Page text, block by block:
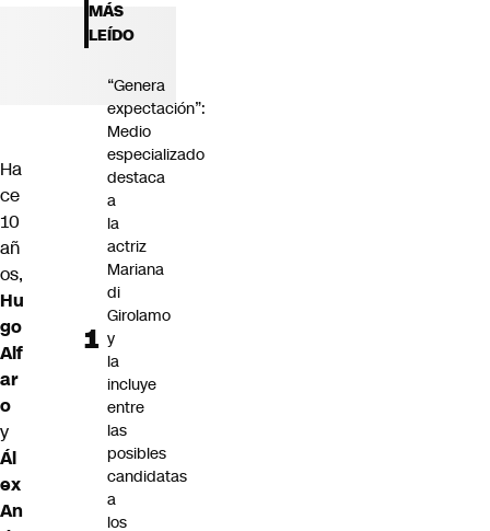
Ha
ce
10
añ
os,
Hu
go
Alf
ar
o
y
Ál
ex
An
MÁS
LEÍDO
“Genera
expectación”:
Medio
especializado
destaca
a
la
actriz
Mariana
di
Girolamo
y
la
incluye
entre
las
posibles
candidatas
a
los